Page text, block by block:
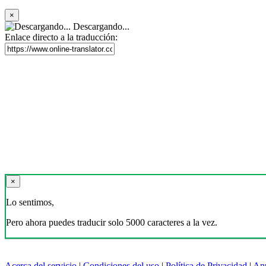
×
Descargando...
Enlace directo a la traducción:
×
Lo sentimos,
Pero ahora puedes traducir solo 5000 caracteres a la vez.